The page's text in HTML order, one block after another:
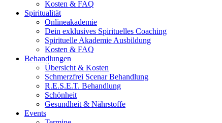
Kosten & FAQ
Spiritualität
Onlineakademie
Dein exklusives Spirituelles Coaching
Spirituelle Akademie Ausbildung
Kosten & FAQ
Behandlungen
Übersicht & Kosten
Schmerzfrei Scenar Behandlung
R.E.S.E.T. Behandlung
Schönheit
Gesundheit & Nährstoffe
Events